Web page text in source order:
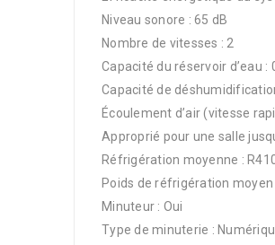
Niveau sonore : 65 dB
Nombre de vitesses : 2
Capacité du réservoir d’eau :
Capacité de
Écoulement d’air (vitesse
Approprié pour une salle
Réfrigération moyenne :
Poids de réfrigération moyen
Minuteur : Oui
Type de minuterie :